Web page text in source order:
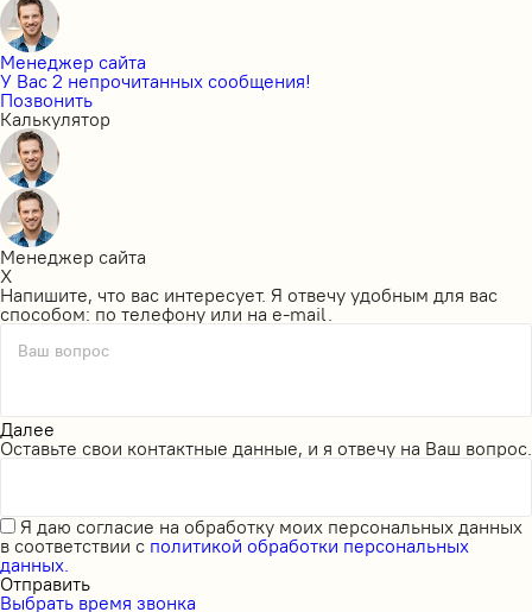
Менеджер сайта
У Вас 2 непрочитанных сообщения!
Позвонить
Калькулятор
Менеджер сайта
X
Напишите, что вас интересует. Я отвечу удобным для вас
способом: по телефону или на e-mail.
Ваш вопрос
Далее
Оставьте свои контактные данные, и я отвечу на Ваш вопрос.
Я даю согласие на обработку моих персональных данных
в соответствии с политикой обработки персональных
данных.
Отправить
Выбрать время звонка